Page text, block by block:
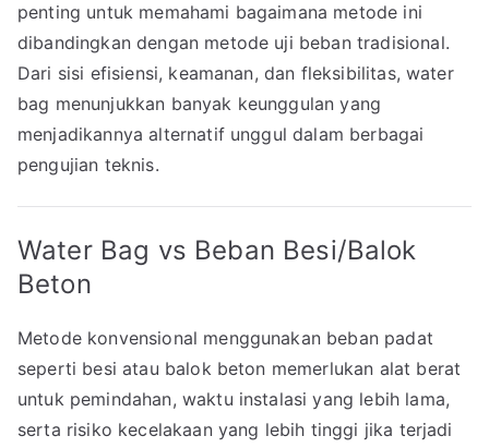
penting untuk memahami bagaimana metode ini
dibandingkan dengan metode uji beban tradisional.
Dari sisi efisiensi, keamanan, dan fleksibilitas, water
bag menunjukkan banyak keunggulan yang
menjadikannya alternatif unggul dalam berbagai
pengujian teknis.
Water Bag vs Beban Besi/Balok
Beton
Metode konvensional menggunakan beban padat
seperti besi atau balok beton memerlukan alat berat
untuk pemindahan, waktu instalasi yang lebih lama,
serta risiko kecelakaan yang lebih tinggi jika terjadi